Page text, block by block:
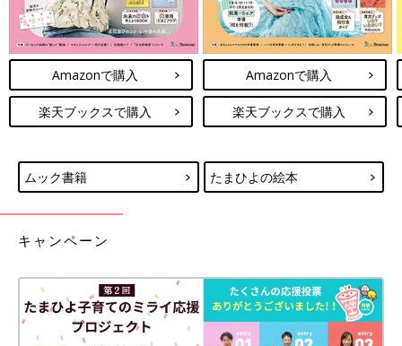
Amazonで購入
楽天ブックスで購入
Amazonで購入
楽天ブックスで購入
ムック書籍 たまひよの絵本
キャンペーン